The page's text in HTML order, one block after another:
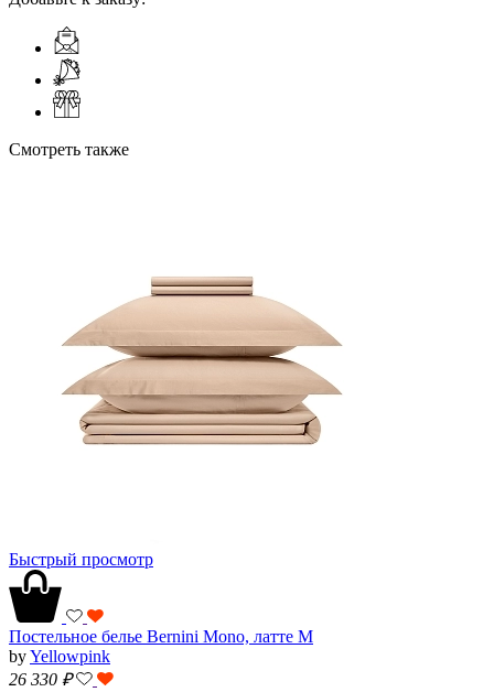
Смотреть также
Быстрый просмотр
Постельное белье Bernini Mono, латте M
byYellowpink
26 330 ₽